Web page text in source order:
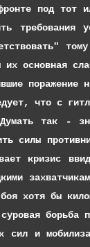
под тот
их основная
с
так -
силы
кризис
хотя бы
борьба
сил и